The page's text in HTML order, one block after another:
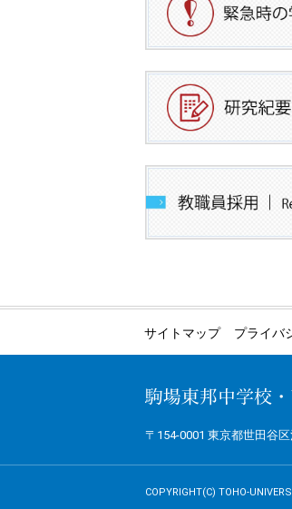
サイトマップ プライバ
〒154-0001 東京都世田谷区
COPYRIGHT(C) TOHO-